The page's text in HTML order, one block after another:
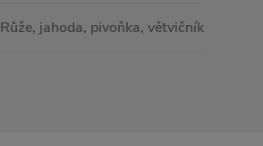
Růže, jahoda, pivoňka, větvičník